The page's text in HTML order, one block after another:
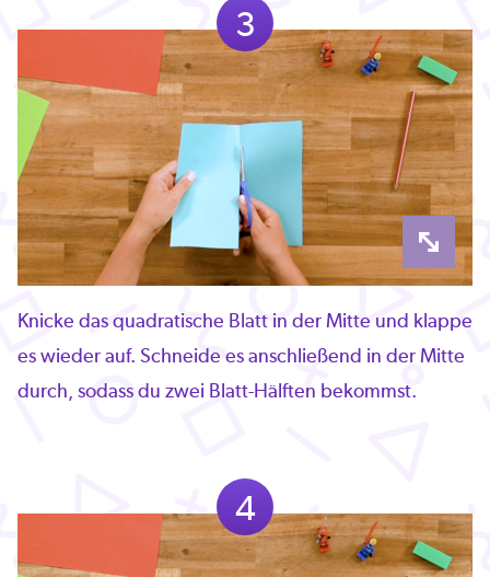
3
Knicke das quadratische Blatt in der Mitte und klappe
es wieder auf. Schneide es anschließend in der Mitte
durch, sodass du zwei Blatt-Hälften bekommst.
4